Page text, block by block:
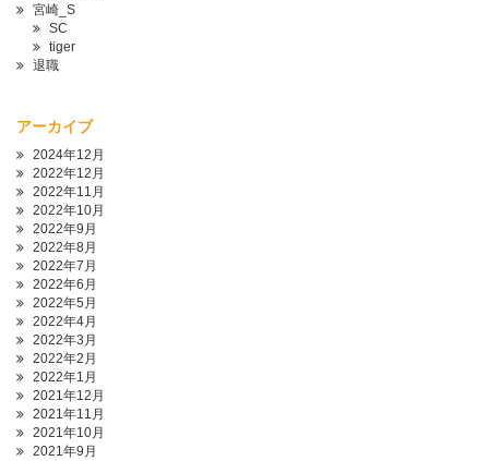
宮崎_S
SC
tiger
退職
アーカイブ
2024年12月
2022年12月
2022年11月
2022年10月
2022年9月
2022年8月
2022年7月
2022年6月
2022年5月
2022年4月
2022年3月
2022年2月
2022年1月
2021年12月
2021年11月
2021年10月
2021年9月